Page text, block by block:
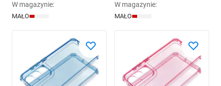
W magazynie:
MAŁO
W magazynie:
MAŁO